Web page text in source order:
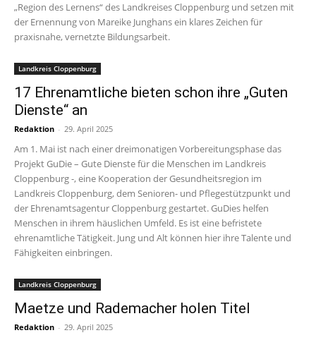
„Region des Lernens“ des Landkreises Cloppenburg und setzen mit
der Ernennung von Mareike Junghans ein klares Zeichen für
praxisnahe, vernetzte Bildungsarbeit.
Landkreis Cloppenburg
17 Ehrenamtliche bieten schon ihre „Guten
Dienste“ an
Redaktion - 29. April 2025
Am 1. Mai ist nach einer dreimonatigen Vorbereitungsphase das
Projekt GuDie – Gute Dienste für die Menschen im Landkreis
Cloppenburg -, eine Kooperation der Gesundheitsregion im
Landkreis Cloppenburg, dem Senioren- und Pflegestützpunkt und
der Ehrenamtsagentur Cloppenburg gestartet. GuDies helfen
Menschen in ihrem häuslichen Umfeld. Es ist eine befristete
ehrenamtliche Tätigkeit. Jung und Alt können hier ihre Talente und
Fähigkeiten einbringen.
Landkreis Cloppenburg
Maetze und Rademacher holen Titel
Redaktion - 29. April 2025